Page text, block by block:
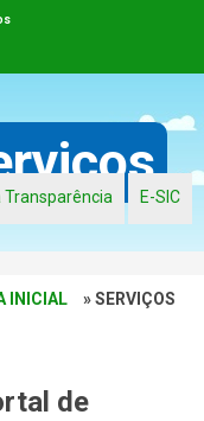
Transparência E-SIC
INICIAL
» SERVIÇOS
de